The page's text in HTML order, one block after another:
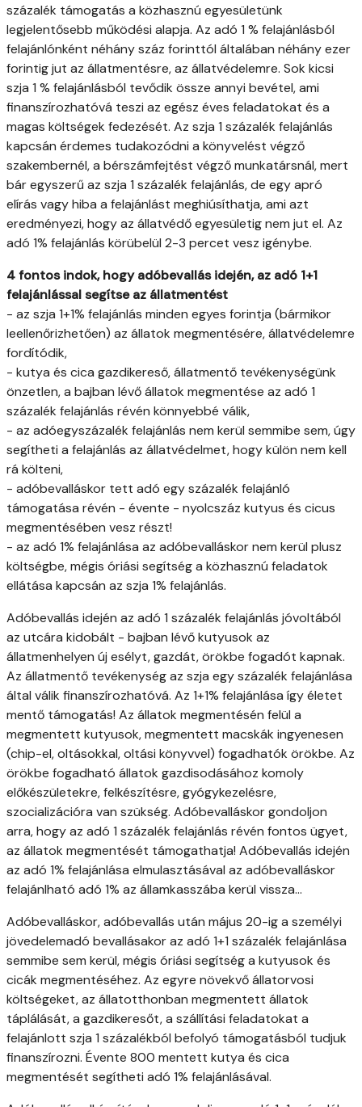
százalék támogatás a közhasznú egyesületünk
legjelentősebb működési alapja. Az adó 1 % felajánlásból
felajánlónként néhány száz forinttól általában néhány ezer
forintig jut az állatmentésre, az állatvédelemre. Sok kicsi
szja 1 % felajánlásból tevődik össze annyi bevétel, ami
finanszírozhatóvá teszi az egész éves feladatokat és a
magas költségek fedezését. Az szja 1 százalék felajánlás
kapcsán érdemes tudakozódni a könyvelést végző
szakembernél, a bérszámfejtést végző munkatársnál, mert
bár egyszerű az szja 1 százalék felajánlás, de egy apró
elírás vagy hiba a felajánlást meghiúsíthatja, ami azt
eredményezi, hogy az állatvédő egyesületig nem jut el. Az
adó 1% felajánlás körübelül 2-3 percet vesz igénybe.
4 fontos indok, hogy adóbevallás idején, az adó 1+1
felajánlással segítse az állatmentést
- az szja 1+1% felajánlás minden egyes forintja (bármikor
leellenőrizhetően) az állatok megmentésére, állatvédelemre
fordítódik,
- kutya és cica gazdikereső, állatmentő tevékenységünk
önzetlen, a bajban lévő állatok megmentése az adó 1
százalék felajánlás révén könnyebbé válik,
- az adóegyszázalék felajánlás nem kerül semmibe sem, úgy
segítheti a felajánlás az állatvédelmet, hogy külön nem kell
rá költeni,
- adóbevalláskor tett adó egy százalék felajánló
támogatása révén - évente - nyolcszáz kutyus és cicus
megmentésében vesz részt!
- az adó 1% felajánlása az adóbevalláskor nem kerül plusz
költségbe, mégis óriási segítség a közhasznú feladatok
ellátása kapcsán az szja 1% felajánlás.
Adóbevallás idején az adó 1 százalék felajánlás jóvoltából
az utcára kidobált - bajban lévő kutyusok az
állatmenhelyen új esélyt, gazdát, örökbe fogadót kapnak.
Az állatmentő tevékenység az szja egy százalék felajánlása
által válik finanszírozhatóvá. Az 1+1% felajánlása így életet
mentő támogatás! Az állatok megmentésén felül a
megmentett kutyusok, megmentett macskák ingyenesen
(chip-el, oltásokkal, oltási könyvvel) fogadhatók örökbe. Az
örökbe fogadható állatok gazdisodásához komoly
előkészületekre, felkészítésre, gyógykezelésre,
szocializációra van szükség. Adóbevalláskor gondoljon
arra, hogy az adó 1 százalék felajánlás révén fontos ügyet,
az állatok megmentését támogathatja! Adóbevallás idején
az adó 1% felajánlása elmulasztásával az adóbevalláskor
felajánlható adó 1% az államkasszába kerül vissza...
Adóbevalláskor, adóbevallás után május 20-ig a személyi
jövedelemadó bevallásakor az adó 1+1 százalék felajánlása
semmibe sem kerül, mégis óriási segítség a kutyusok és
cicák megmentéséhez. Az egyre növekvő állatorvosi
költségeket, az állatotthonban megmentett állatok
táplálását, a gazdikeresőt, a szállítási feladatokat a
felajánlott szja 1 százalékból befolyó támogatásból tudjuk
finanszírozni. Évente 800 mentett kutya és cica
megmentését segítheti adó 1% felajánlásával.